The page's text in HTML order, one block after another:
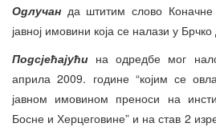
Одлучан да штитим слово
јавној имовини која се налази у
Подсјећајући на одредбе мог
априла 2009. године “којим се
јавном имовином преноси на
Босне и Херцеговине” и на став 2